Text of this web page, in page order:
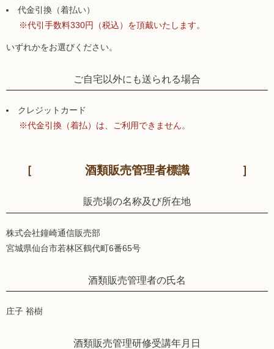
代金引換（着払い）
※代引手数料330円（税込）を頂戴いたします。
いずれかをお選びください。
ご自宅以外にも送られる場合
クレジットカード
※代金引換（着払）は、ご利用できません。
酒類販売管理者標識
販売場の名称及び所在地
株式会社鐘崎通信販売部
宮城県仙台市若林区鶴代町6番65号
酒類販売管理者の氏名
庄子 裕樹
酒類販売管理研修受講年月日